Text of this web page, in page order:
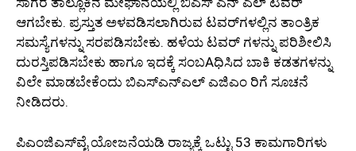
ಆಗಬೇಕು. ಪ್ರಸ್ತುತ ಅಳವಡಿಸಲಾಗಿರುವ ಟವರ್‌ಗಳಲ್ಲಿನ ತಾಂತ್ರಿಕ
ಸಮಸ್ಯೆಗಳನ್ನು ಸರಪಡಿಸಬೇಕು. ಹಳೆಯ ಟವರ್ ಗಳನ್ನು ಪರಿಶೀಲಿಸಿ
ದುರಸ್ತಿಪಡಿಸಬೇಕು ಹಾಗೂ ಇದಕ್ಕೆ ಸಂಬAಧಿಸಿದ ಬಾಕಿ ಕಡತಗಳನ್ನು
ವಿಲೇ ಮಾಡಬೇಕೆಂದು ಬಿಎಸ್‌ಎನ್‌ಎಲ್ ಎಜಿಎಂ ರಿಗೆ ಸೂಚನೆ
ನೀಡಿದರು.
ಪಿಎಂಜಿಎಸ್‌ವೈ ಯೋಜನೆಯಡಿ ರಾಜ್ಯಕ್ಕೆ ಒಟ್ಟು 53 ಕಾಮಗಾರಿಗಳು